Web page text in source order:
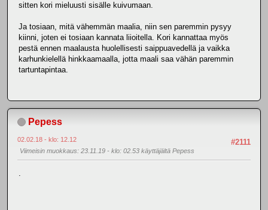
sitten kori mieluusti sisälle kuivumaan.
Ja tosiaan, mitä vähemmän maalia, niin sen paremmin pysyy
kiinni, joten ei tosiaan kannata liioitella. Kori kannattaa myös
pestä ennen maalausta huolellisesti saippuavedellä ja vaikka
karhunkielellä hinkkaamaalla, jotta maali saa vähän paremmin
tartuntapintaa.
Pepess
#2111
02.02.18 - klo: 12.12
Viimeisin muokkaus: 23.11.19 - klo: 02.53 käyttäjältä Pepess